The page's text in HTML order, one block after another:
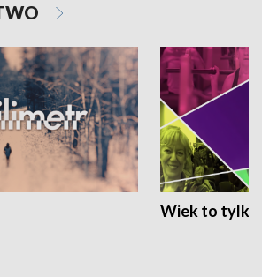
Wiek to tylko